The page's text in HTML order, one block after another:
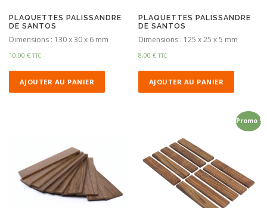
PLAQUETTES PALISSANDRE
DE SANTOS
Dimensions : 130 x 30 x 6 mm
10,00 € TTC
AJOUTER AU PANIER
PLAQUETTES PALISSANDRE
DE SANTOS
Dimensions : 125 x 25 x 5 mm
8,00€ TTC
AJOUTER AU PANIER
Promo !